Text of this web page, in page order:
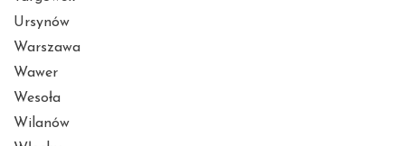
Ursynów
Warszawa
Wawer
Wesoła
Wilanów